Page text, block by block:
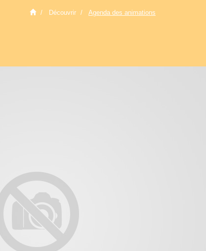
Découvrir Agenda des animations